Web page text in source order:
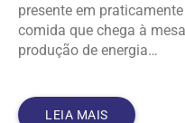
presente em
comida que chega à
produção de energia…
LEIA MAIS